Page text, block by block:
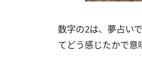
数字の2は、夢占い
てどう感じたかで意